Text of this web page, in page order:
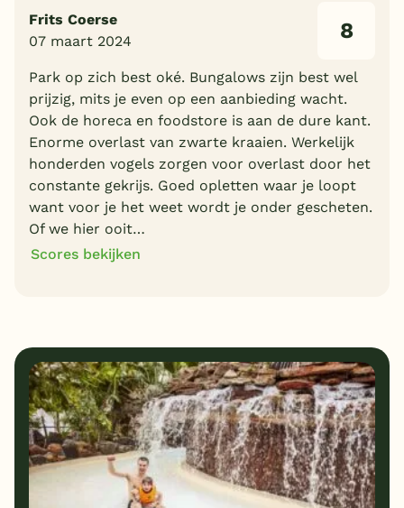
Frits Coerse
07 maart 2024
8
Park op zich best oké. Bungalows zijn best wel
prijzig, mits je even op een aanbieding wacht.
Ook de horeca en foodstore is aan de dure kant.
Enorme overlast van zwarte kraaien. Werkelijk
honderden vogels zorgen voor overlast door het
constante gekrijs. Goed opletten waar je loopt
want voor je het weet wordt je onder gescheten.
Of we hier ooit…
Scores bekijken
9 Bungalows 8 Kindvriendelijk
6 Prijs/kwaliteit